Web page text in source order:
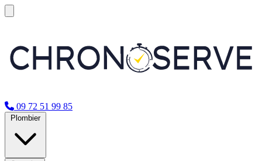
09 72 51 99 85
Plombier